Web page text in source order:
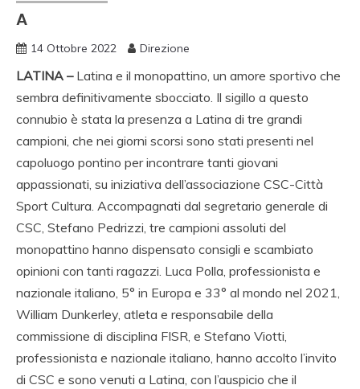
A
14 Ottobre 2022 Direzione
LATINA –Latina e il monopattino, un amore sportivo che
sembra definitivamente sbocciato. Il sigillo a questo
connubio è stata la presenza a Latina di tre grandi
campioni, che nei giorni scorsi sono stati presenti nel
capoluogo pontino per incontrare tanti giovani
appassionati, su iniziativa dell’associazione CSC-Città
Sport Cultura. Accompagnati dal segretario generale di
CSC, Stefano Pedrizzi, tre campioni assoluti del
monopattino hanno dispensato consigli e scambiato
opinioni con tanti ragazzi. Luca Polla, professionista e
nazionale italiano, 5° in Europa e 33° al mondo nel 2021,
William Dunkerley, atleta e responsabile della
commissione di disciplina FISR, e Stefano Viotti,
professionista e nazionale italiano, hanno accolto l’invito
di CSC e sono venuti a Latina, con l’auspicio che il